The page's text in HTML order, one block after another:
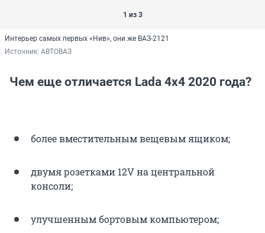
1 из 3
Интерьер самых первых «Нив», они же ВАЗ-2121
Источник: АВТОВАЗ
Чем еще отличается Lada 4x4 2020 года?
более вместительным вещевым ящиком;
двумя розетками 12V на центральной
консоли;
улучшенным бортовым компьютером;